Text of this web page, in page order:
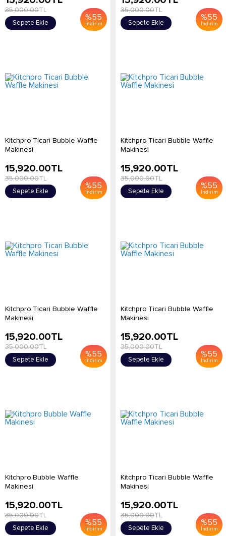
%55
İndirim
35,000.00TL
Sepete Ekle
%55
İndirim
35,000.00TL
Sepete Ekle
Kitchpro Ticari Bubble Waffle
Makinesi
%55
İndirim
15,920.00TL
35,000.00TL
Sepete Ekle
Kitchpro Ticari Bubble Waffle
Makinesi
%55
İndirim
15,920.00TL
35,000.00TL
Sepete Ekle
Kitchpro Ticari Bubble Waffle
Makinesi
%55
İndirim
15,920.00TL
35,000.00TL
Sepete Ekle
Kitchpro Ticari Bubble Waffle
Makinesi
%55
İndirim
15,920.00TL
35,000.00TL
Sepete Ekle
Kitchpro Bubble Waffle
Makinesi
%55
İndirim
15,920.00TL
35,000.00TL
Sepete Ekle
Kitchpro Ticari Bubble Waffle
Makinesi
%55
İndirim
15,920.00TL
35,000.00TL
Sepete Ekle